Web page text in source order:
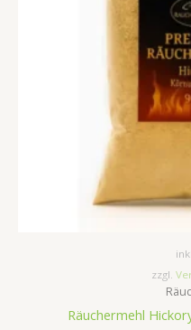
zzgl.
Räuchermehl